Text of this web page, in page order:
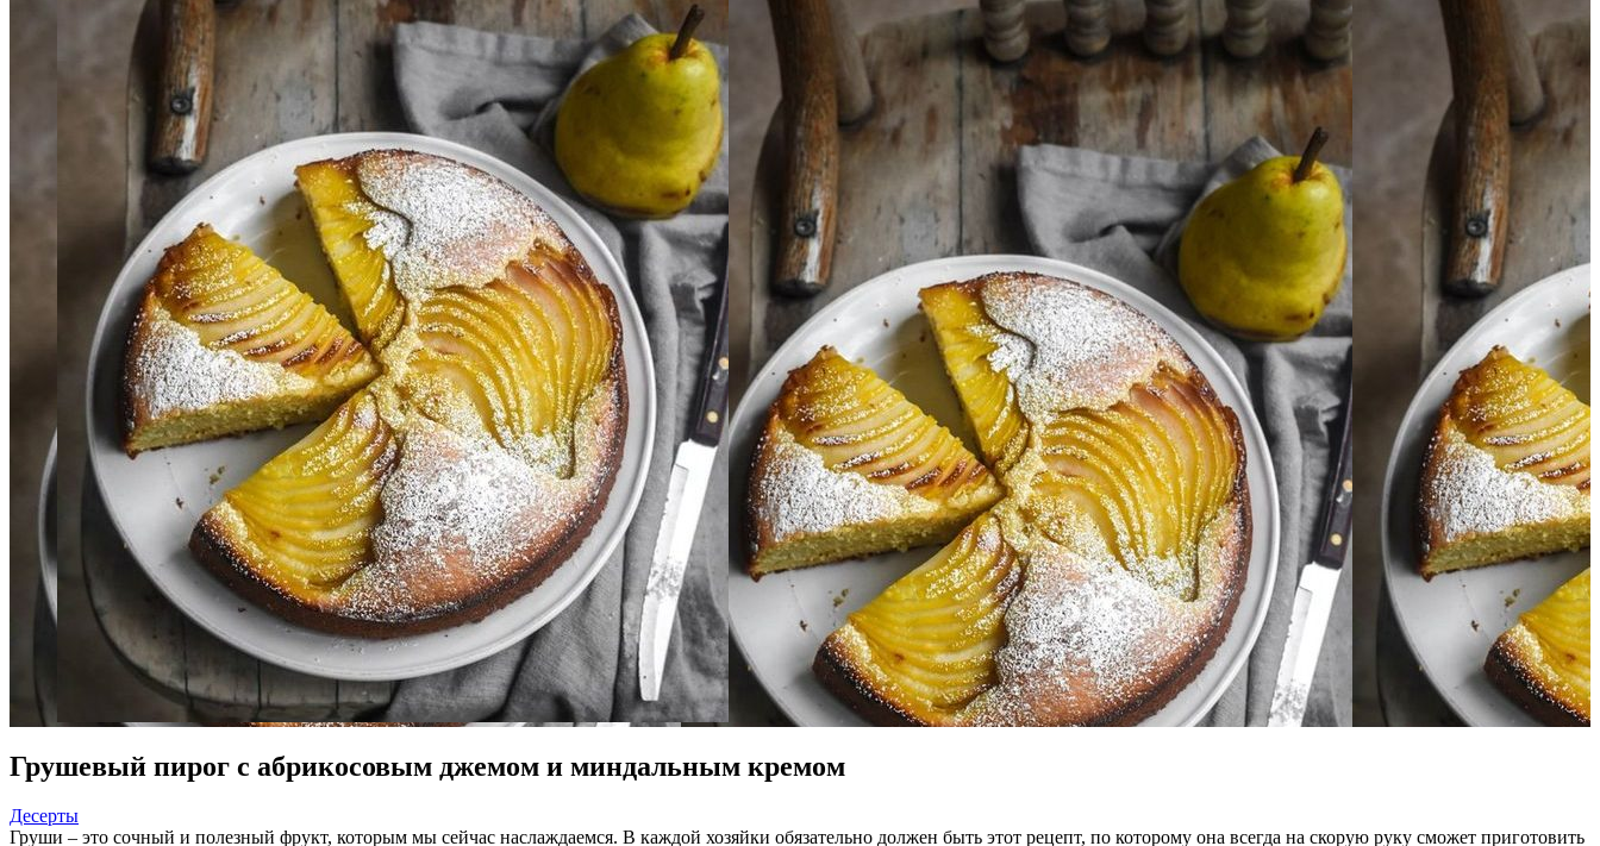
Грушевый пирог с абрикосовым джемом и миндальным кремом
Десерты
Груши – это сочный и полезный фрукт, которым мы сейчас наслаждаемся. В каждой хозяйки обязательно должен быть этот рецепт, по которому она всегда на скорую руку сможет приготовить